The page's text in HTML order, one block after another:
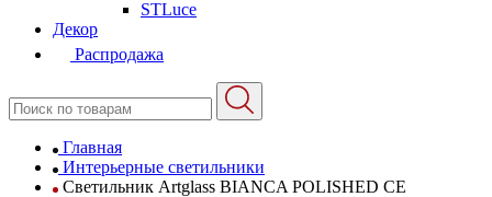
STLuce
Декор
Распродажа
Главная
Интерьерные светильники
Светильник Artglass BIANCA POLISHED CE